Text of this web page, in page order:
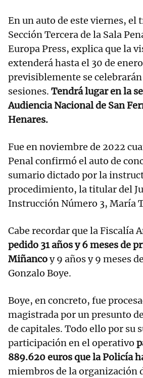
En un auto de este viernes, el
Sección Tercera de la Sala
Europa Press, explica que la
extenderá hasta el 30 de
previsiblemente se
sesiones. Tendrá lugar en la
Audiencia Nacional de San
Henares.
Fue en noviembre de 2022
Penal confirmó el auto de
sumario dictado por la
procedimiento, la titular del
Instrucción Número 3, María
Cabe recordar que la Fiscalía
pedido 31 años y 6 meses de
Miñancoy 9 años y 9 meses
Gonzalo Boye.
Boye, en concreto, fue
magistrada por un presunto
de capitales. Todo ello por su
participación en el operativo
889.620 euros que la Policía
miembros de la organización